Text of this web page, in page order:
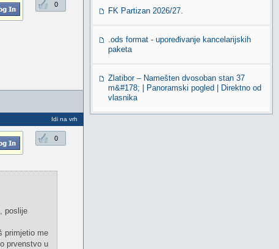
0
Idi na vrh
0
poslije
primjetio me
prvenstvo u
FK Partizan 2026/27.
.ods format - upoređivanje kancelarijskih
paketa
Zlatibor – Namešten dvosoban stan 37
m&#178; | Panoramski pogled | Direktno od
vlasnika